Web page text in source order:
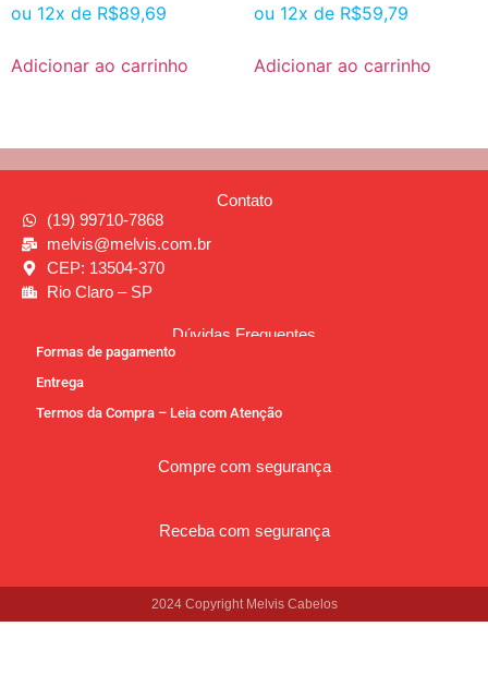
ou 12x de R$89,69
Adicionar ao carrinho
ou 12x de R$59,79
Adicionar ao carrinho
Contato
(19) 99710-7868
melvis@melvis.com.br
CEP: 13504-370
Rio Claro – SP
Dúvidas Frequentes
Formas de pagamento
Entrega
Termos da Compra – Leia com Atenção
Compre com segurança
Receba com segurança
2024 Copyright Melvis Cabelos